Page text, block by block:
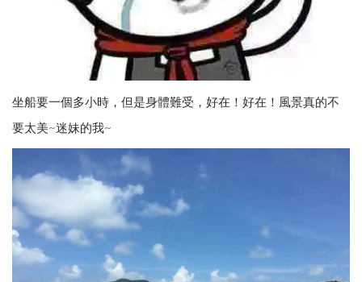
坐船要一個多小時，但是身體難受，好在！好在！風景真的不
要太美~迷妹的我~